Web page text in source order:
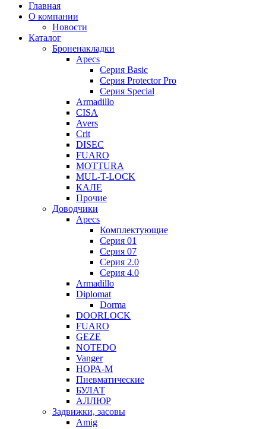
Главная
О компании
Новости
Каталог
Броненакладки
Apecs
Серия Basic
Серия Protector Pro
Серия Special
Armadillo
CISA
Avers
Crit
DISEC
FUARO
MOTTURA
MUL-T-LOCK
КАЛЕ
Прочие
Доводчики
Apecs
Комплектующие
Серия 01
Серия 07
Серия 2.0
Серия 4.0
Armadillo
Diplomat
Dorma
DOORLOCK
FUARO
GEZE
NOTEDO
Vanger
НОРА-М
Пневматические
БУЛАТ
АЛЛЮР
Задвижки, засовы
Amig